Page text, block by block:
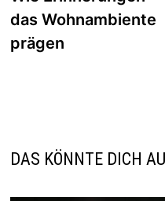
das Wohnambiente
prägen
DAS KÖNNTE DICH